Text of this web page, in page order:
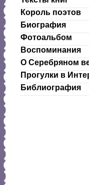
Король поэтов
Биография
Фотоальбом
Воспоминания
О Серебряном
Прогулки в
Библиография